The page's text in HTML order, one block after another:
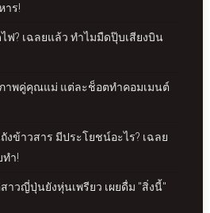
าร!
ฟ? เฉลยแล้ว ทำไมมืดปุ๊บเสียงบิน
าพคู่คุณแม่ แต่ละช็อตทำคอมเมนต์
งข้าวสาร มีประโยชน์อะไร? เฉลย
ำ!
วญี่ปุ่นยังหุ่นเพรียว เผยดื่ม "สิ่งนี้"